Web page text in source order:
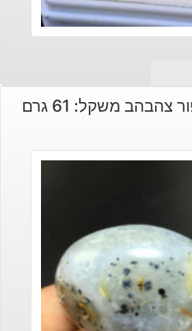
משקל: 61 גרם